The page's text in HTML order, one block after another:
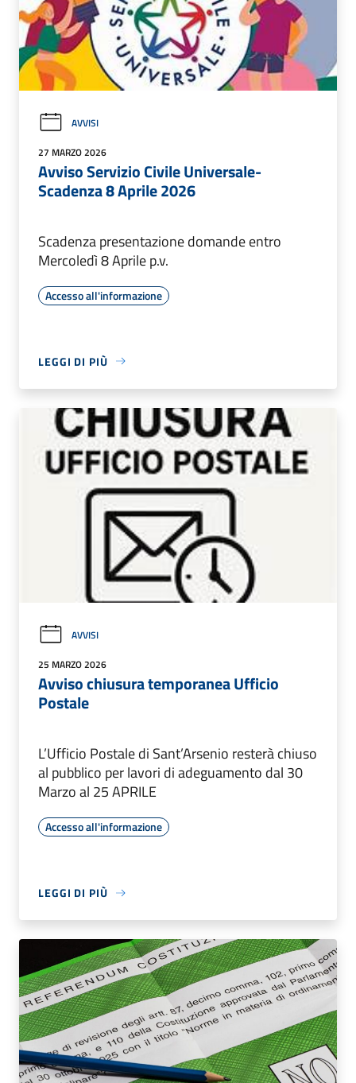
AVVISI
27 MARZO 2026
Avviso Servizio Civile Universale-
Scadenza 8 Aprile 2026
Scadenza presentazione domande entro
Mercoledì 8 Aprile p.v.
Accesso all'informazione
LEGGI DI PIÙ
AVVISI
25 MARZO 2026
Avviso chiusura temporanea Ufficio
Postale
L’Ufficio Postale di Sant’Arsenio resterà chiuso
al pubblico per lavori di adeguamento dal 30
Marzo al 25 APRILE
Accesso all'informazione
LEGGI DI PIÙ